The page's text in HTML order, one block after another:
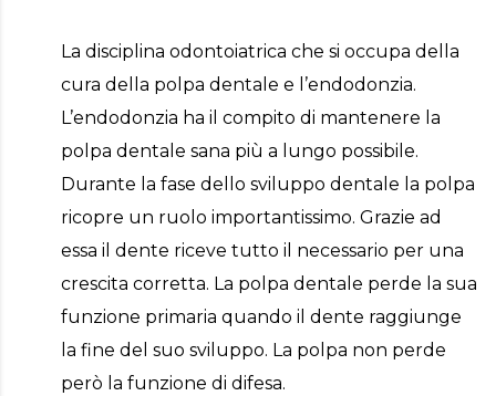
La disciplina odontoiatrica che si occupa della
cura della polpa dentale e l’endodonzia.
L’endodonzia ha il compito di mantenere la
polpa dentale sana più a lungo possibile.
Durante la fase dello sviluppo dentale la polpa
ricopre un ruolo importantissimo. Grazie ad
essa il dente riceve tutto il necessario per una
crescita corretta. La polpa dentale perde la sua
funzione primaria quando il dente raggiunge
la fine del suo sviluppo. La polpa non perde
però la funzione di difesa.